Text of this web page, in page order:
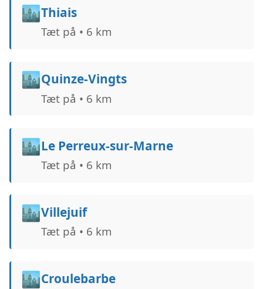
🏙️Thiais
Tæt på • 6 km
🏙️Quinze-Vingts
Tæt på • 6 km
🏙️Le Perreux-sur-Marne
Tæt på • 6 km
🏙️Villejuif
Tæt på • 6 km
🏙️Croulebarbe